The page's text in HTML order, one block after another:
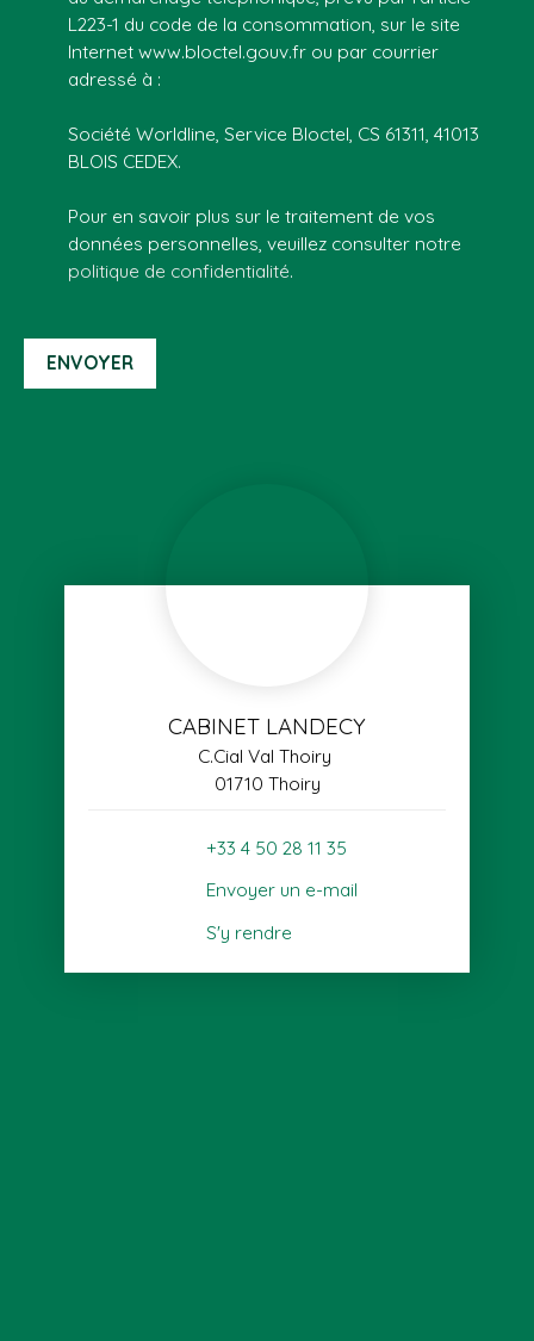
L223-1 du code de la consommation, sur le site
Internet www.bloctel.gouv.fr ou par courrier
adressé à :
Société Worldline, Service Bloctel, CS 61311, 41013
BLOIS CEDEX.
Pour en savoir plus sur le traitement de vos
données personnelles, veuillez consulter notre
politique de confidentialité.
ENVOYER
CABINET LANDECY
C.Cial Val Thoiry
01710 Thoiry
+33 4 50 28 11 35
Envoyer un e-mail
S'y rendre